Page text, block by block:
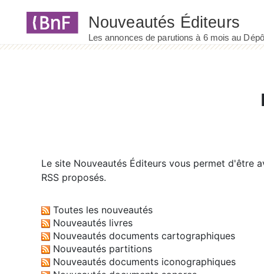
Le site Nouveautés Éditeurs vous permet d'être
RSS proposés.
Toutes les nouveautés
Nouveautés livres
Nouveautés documents cartographiques
Nouveautés partitions
Nouveautés documents iconographiques